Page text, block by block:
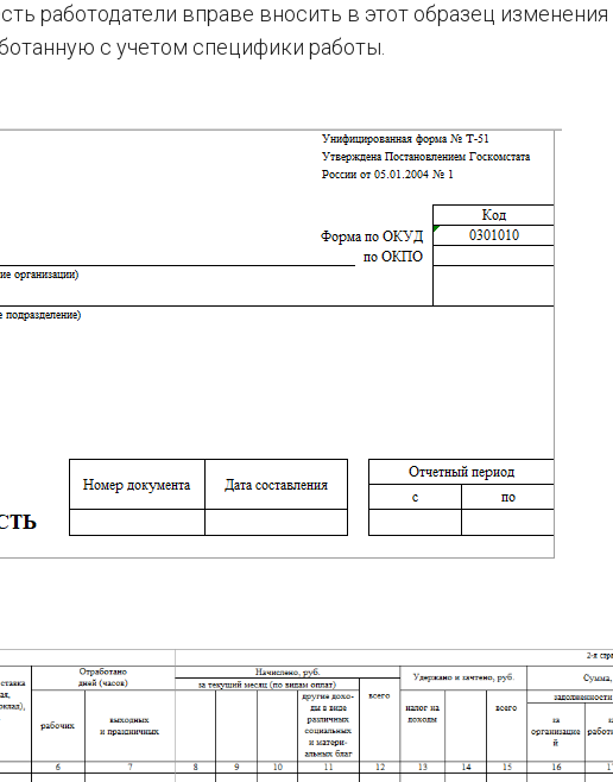
работодатели вправе вносить в этот образец изменения
с учетом специфики работы.